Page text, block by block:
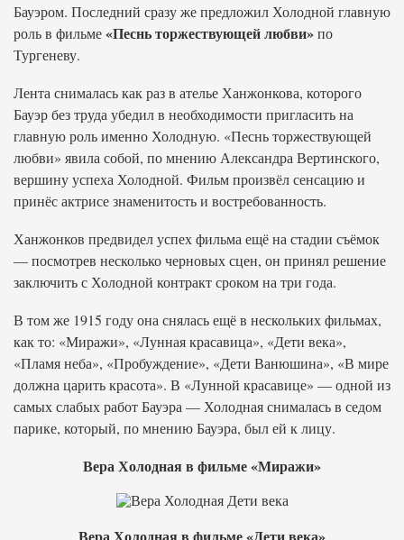
Бауэром. Последний сразу же предложил Холодной главную
роль в фильме«Песнь торжествующей любви»по
Тургеневу.
Лента снималась как раз в ателье Ханжонкова, которого
Бауэр без труда убедил в необходимости пригласить на
главную роль именно Холодную. «Песнь торжествующей
любви» явила собой, по мнению Александра Вертинского,
вершину успеха Холодной. Фильм произвёл сенсацию и
принёс актрисе знаменитость и востребованность.
Ханжонков предвидел успех фильма ещё на стадии съёмок
— посмотрев несколько черновых сцен, он принял решение
заключить с Холодной контракт сроком на три года.
В том же 1915 году она снялась ещё в нескольких фильмах,
как то: «Миражи», «Лунная красавица», «Дети века»,
«Пламя неба», «Пробуждение», «Дети Ванюшина», «В мире
должна царить красота». В «Лунной красавице» — одной из
самых слабых работ Бауэра — Холодная снималась в седом
парике, который, по мнению Бауэра, был ей к лицу.
Вера Холодная в фильме «Миражи»